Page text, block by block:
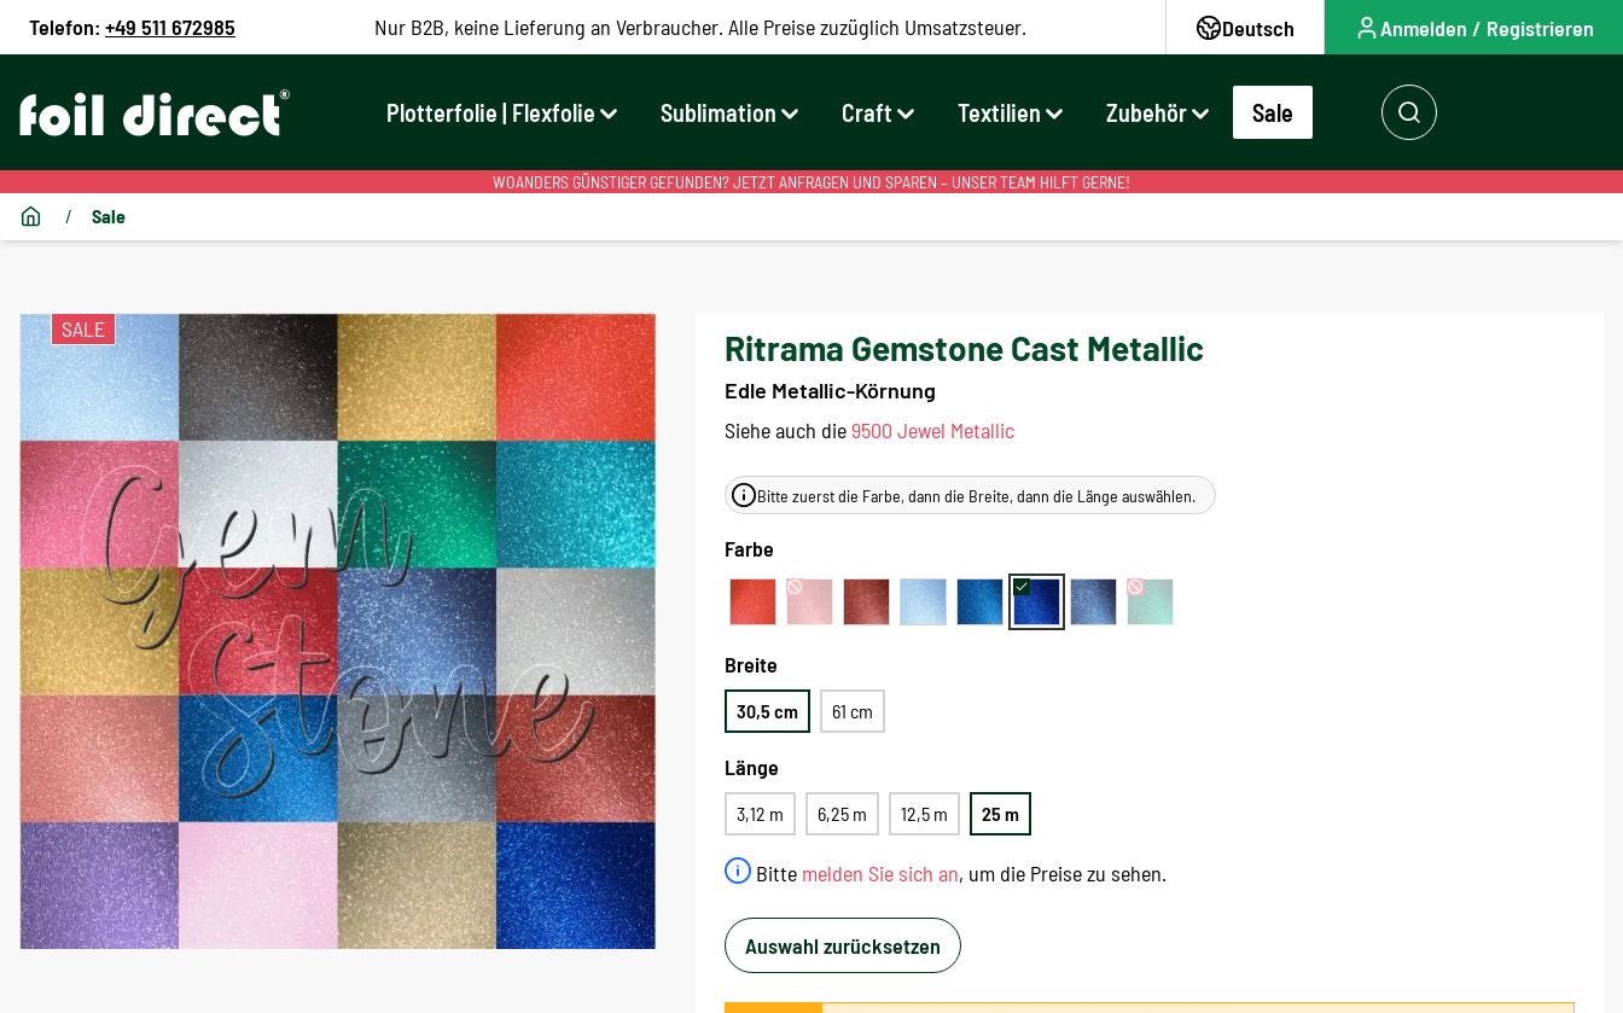
Telefon: +49 511 672985 Nur B2B, keine Lieferung an Verbraucher. Alle Preise zuzüglich Umsatzsteuer. Deutsch Anmelden / Registrieren
Plotterfolie | Flexfolie Sublimation Craft Textilien Zubehör Sale
WOANDERS GÜNSTIGER GEFUNDEN? JETZT ANFRAGEN UND SPAREN – UNSER TEAM HILFT GERNE!
/ Sale
SALE Ritrama Gemstone Cast Metallic
Edle Metallic-Körnung
Siehe auch die9500 Jewel Metallic
Bitte melden Sie sich an, um die Preise zu sehen.
Bitte zuerst die Farbe, dann die Breite, dann die Länge auswählen.
Farbe
Breite
30,5 cm 61 cm
Länge
3,12 m 6,25 m 12,5 m 25 m
Auswahl zurücksetzen